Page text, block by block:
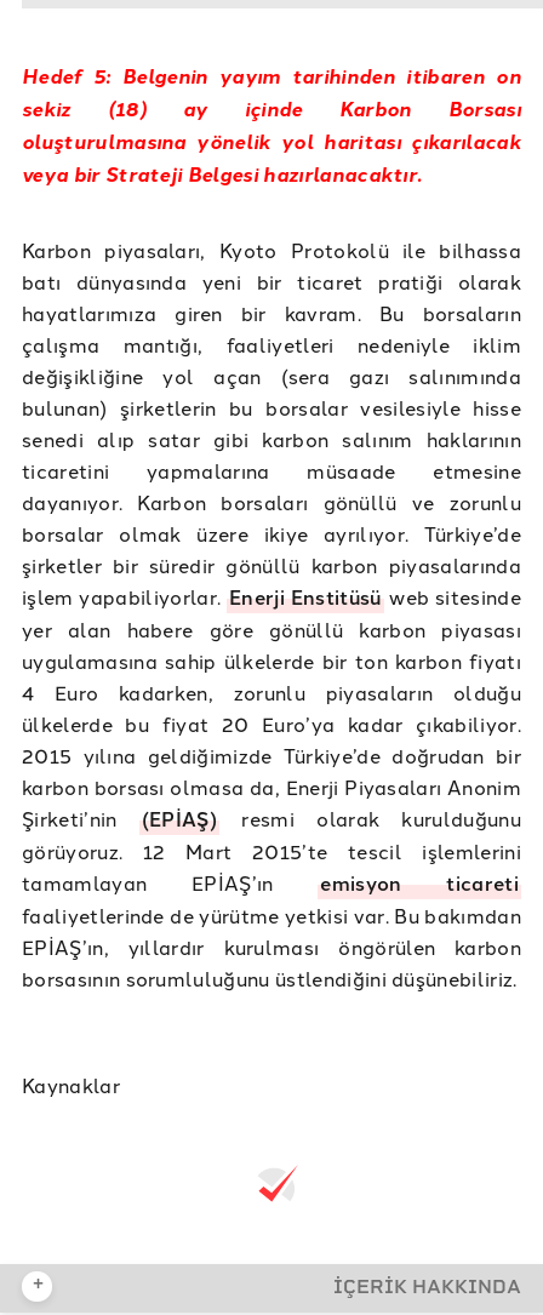
Hedef 5: Belgenin yayım tarihinden itibaren on
sekiz (18) ay içinde Karbon Borsası
oluşturulmasına yönelik yol haritası çıkarılacak
veya bir Strateji Belgesi hazırlanacaktır.
Karbon piyasaları, Kyoto Protokolü ile bilhassa
batı dünyasında yeni bir ticaret pratiği olarak
hayatlarımıza giren bir kavram. Bu borsaların
çalışma mantığı, faaliyetleri nedeniyle iklim
değişikliğine yol açan (sera gazı salınımında
bulunan) şirketlerin bu borsalar vesilesiyle hisse
senedi alıp satar gibi karbon salınım haklarının
ticaretini yapmalarına müsaade etmesine
dayanıyor. Karbon borsaları gönüllü ve zorunlu
borsalar olmak üzere ikiye ayrılıyor. Türkiye’de
şirketler bir süredir gönüllü karbon piyasalarında
işlem yapabiliyorlar. Enerji Enstitüsüweb sitesinde
yer alan habere göre gönüllü karbon piyasası
uygulamasına sahip ülkelerde bir ton karbon fiyatı
4 Euro kadarken, zorunlu piyasaların olduğu
ülkelerde bu fiyat 20 Euro’ya kadar çıkabiliyor.
2015 yılına geldiğimizde Türkiye’de doğrudan bir
karbon borsası olmasa da, Enerji Piyasaları Anonim
Şirketi’nin (EPİAŞ) resmi olarak kurulduğunu
görüyoruz. 12 Mart 2015’te tescil işlemlerini
tamamlayan EPİAŞ’ınemisyon ticareti
faaliyetlerinde de yürütme yetkisi var. Bu bakımdan
EPİAŞ’ın, yıllardır kurulması öngörülen karbon
borsasının sorumluluğunu üstlendiğini düşünebiliriz.
Kaynaklar
+ İÇERİK HAKKINDA